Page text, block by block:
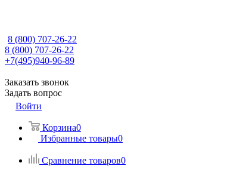
8 (800) 707-26-22
8 (800) 707-26-22
+7(495)940-96-89
Заказать звонок
Задать вопрос
Войти
Корзина0
Избранные товары0
Сравнение товаров0